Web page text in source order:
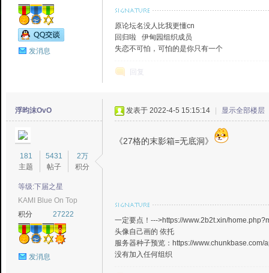
发消息
原论坛名没人比我更懂cn
回归啦 伊甸园组织成员
失恋不可怕，可怕的是你只有一个
回复
浮昀沫OvO
181
主题
5431
帖子
2万
积分
等级:下届之星
KAMI Blue On Top
积分
27222
发消息
发表于 2022-4-5 15:15:14 显示全部楼层
《27格的末影箱=无底洞》
一定要点！--->https://www.2b2t.xin/
头像自己画的 依托
服务器种子预览：https://
没有加入任何组织